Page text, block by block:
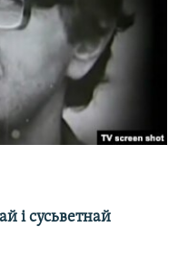
і сусьветнай